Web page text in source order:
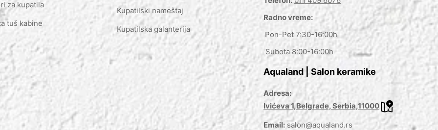
za kupatila
tuš kabine
Kupatilski nameštaj
Kupatilska galanterija
Radno vreme:
Pon-Pet 7:30-16:00h
Subota 8:00-16:00h
Aqualand | Salon keramike
Adresa:
Ivićeva 1,Belgrade, Serbia,11000
Email: salon@aqualand.rs